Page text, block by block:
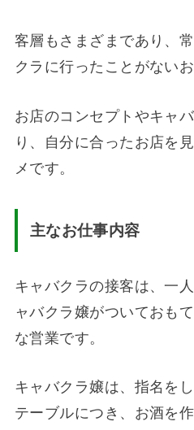
客層もさまざまであり、
クラに行ったことがない
お店のコンセプトやキャ
り、自分に合ったお店を
メです。
主なお仕事内容
キャバクラの接客は、一
ャバクラ嬢がついておも
な営業です。
キャバクラ嬢は、指名を
テーブルにつき、お酒を